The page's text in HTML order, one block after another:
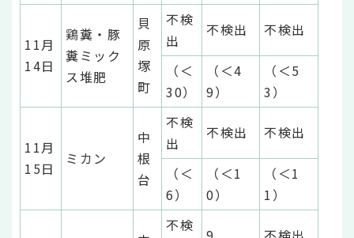
11月
14日
鶏糞・豚
糞ミック
ス堆肥
貝
原
塚
町
不検
出
不検出 不検出
（＜
30）
（＜4
9）
（＜5
3）
11月
15日
ミカン
中
根
台
不検
出
不検出 不検出
（＜
6）
（＜1
0）
（＜1
1）
不検